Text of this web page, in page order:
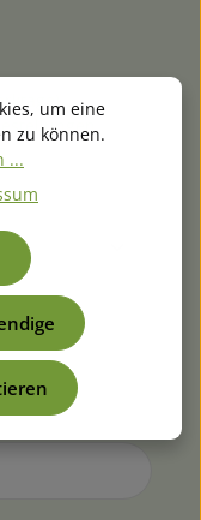
um eine
zu können.
...